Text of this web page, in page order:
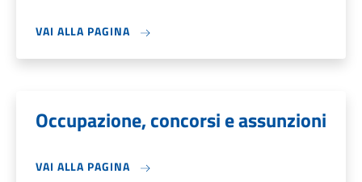
VAI ALLA PAGINA
Occupazione, concorsi e assunzioni
VAI ALLA PAGINA